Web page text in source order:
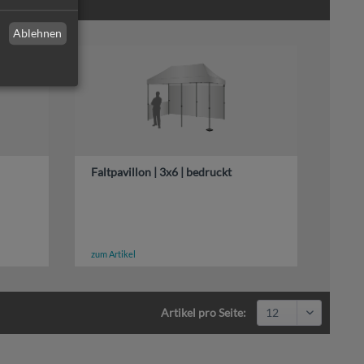
Faltpavillon | 3x6 | bedruckt
zum Artikel
Artikel pro Seite:
Ablehnen